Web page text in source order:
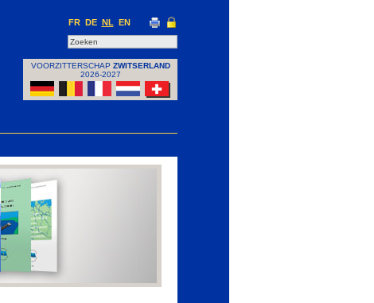
FR DE NL EN
VOORZITTERSCHAP ZWITSERLAND
2026-2027